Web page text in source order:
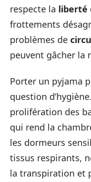
respecte la liberté
frottements
problèmes de
peuvent gâcher la
Porter un pyjama
question
prolifération des
qui rend la
les dormeurs
tissus respirants,
la transpiration et